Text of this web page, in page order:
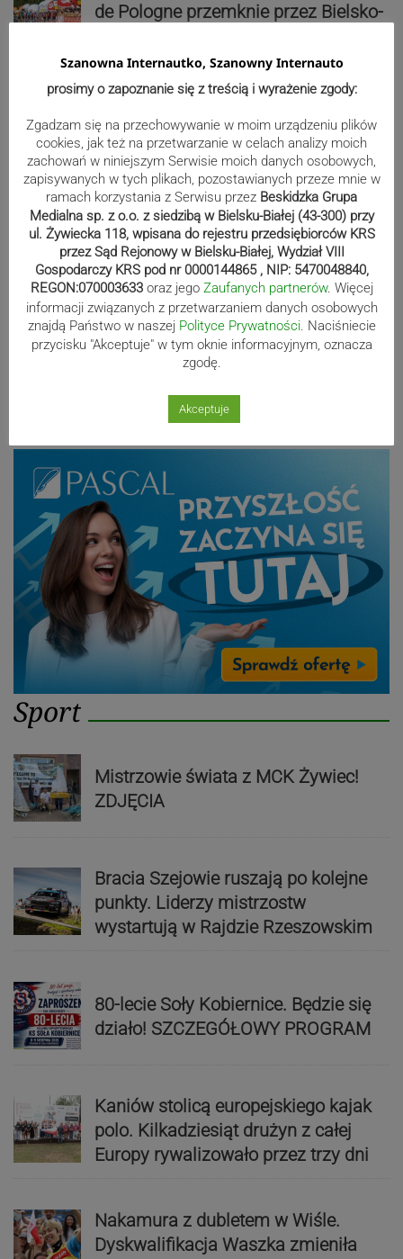
de Pologne przemknie przez Bielsko-
Przestępstwo na tle seksualnym w
fałszywej taksówce. 49-latek
oskarżony
Ten alarm postawił na nogi sporą
część mieszkańców. Co to było?
Burze, wiatr, lokalnie grad. Służby
wydały ostrzeżenia
Sport
Mistrzowie świata z MCK Żywiec!
ZDJĘCIA
Bracia Szejowie ruszają po kolejne
punkty. Liderzy mistrzostw
wystartują w Rajdzie Rzeszowskim
80-lecie Soły Kobiernice. Będzie się
działo! SZCZEGÓŁOWY PROGRAM
Kaniów stolicą europejskiego kajak
polo. Kilkadziesiąt drużyn z całej
Europy rywalizowało przez trzy dni
Nakamura z dubletem w Wiśle.
Dyskwalifikacja Waszka zmieniła
Szanowna Internautko, Szanowny Internauto
prosimy o zapoznanie się z treścią i wyrażenie zgody:
Zgadzam się na przechowywanie w moim urządzeniu plików
cookies, jak też na przetwarzanie w celach analizy moich
zachowań w niniejszym Serwisie moich danych osobowych,
zapisywanych w tych plikach, pozostawianych przeze mnie w
ramach korzystania z Serwisu przez Beskidzka Grupa
Medialna sp. z o.o. z siedzibą w Bielsku-Białej (43-300) przy
ul. Żywiecka 118, wpisana do rejestru przedsiębiorców KRS
przez Sąd Rejonowy w Bielsku-Białej, Wydział VIII
Gospodarczy KRS pod nr 0000144865 , NIP: 5470048840,
REGON:070003633 oraz jego Zaufanych partnerów. Więcej
informacji związanych z przetwarzaniem danych osobowych
znajdą Państwo w naszej Polityce Prywatności. Naciśniecie
przycisku "Akceptuje" w tym oknie informacyjnym, oznacza
zgodę.
Akceptuje